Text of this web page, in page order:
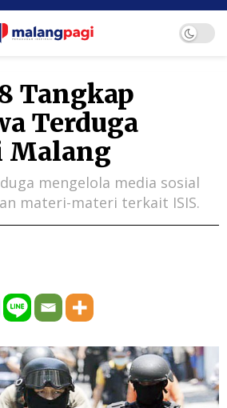
Tangkap
Terduga
Malang
mengelola media sosial
materi-materi terkait ISIS.